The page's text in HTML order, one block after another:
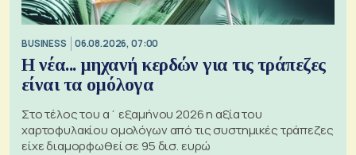
BUSINESS 06.08.2026, 07:00
Η νέα... μηχανή κερδών για τις τράπεζες
είναι τα ομόλογα
Στο τέλος του α΄ εξαμήνου 2026 η αξία του
χαρτοφυλακίου ομολόγων από τις συστημικές τράπεζες
είχε διαμορφωθεί σε 95 δισ. ευρώ